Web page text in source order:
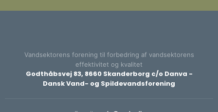
Vandsektorens forening til forbedring af vandsektorens
effektivitet og kvalitet​
Godthåbsvej 83, 8660 Skanderborg c/o Danva -
Dansk Vand- og Spildevandsforening